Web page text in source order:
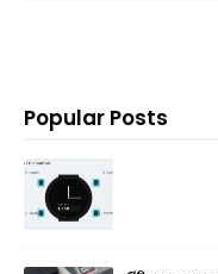
Popular Posts